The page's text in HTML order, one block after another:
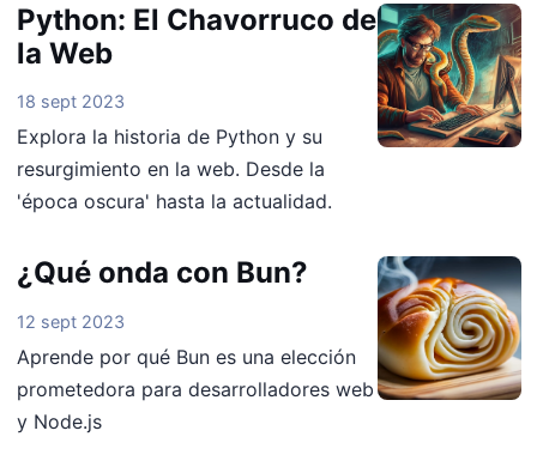
Python: El Chavorruco de
la Web
18 sept 2023
Explora la historia de Python y su
resurgimiento en la web. Desde la
'época oscura' hasta la actualidad.
¿Qué onda con Bun?
12 sept 2023
Aprende por qué Bun es una elección
prometedora para desarrolladores web
y Node.js